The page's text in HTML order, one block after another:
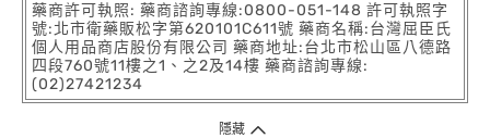
藥商許可執照: 藥商諮詢專線:0800-051-148 許可執照字
號:北市衛藥販松字第620101C611號 藥商名稱:台灣屈臣氏
個人用品商店股份有限公司 藥商地址:台北市松山區八德路
四段760號11樓之1、之2及14樓 藥商諮詢專線:
(02)27421234
隱藏